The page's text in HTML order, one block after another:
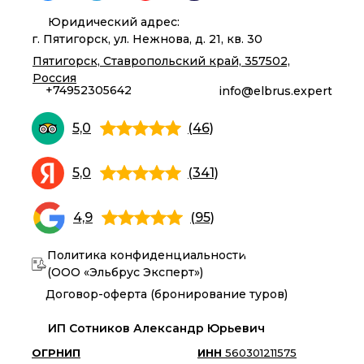
Политика конфиденциальности
(ООО «Эльбрус Эксперт»)
ОГРНИП
ИНН 560301211575
ИП Сотников Александр Юрьевич
Договор-оферта (бронирование туров)
Пятигорск, Ставропольский край, 357502,
Россия
info@elbrus.expert
Юридический адрес:
г. Пятигорск, ул. Нежнова, д. 21, кв. 30
+74952305642
5,0 (46)
5,0 (341)
4,9 (95)